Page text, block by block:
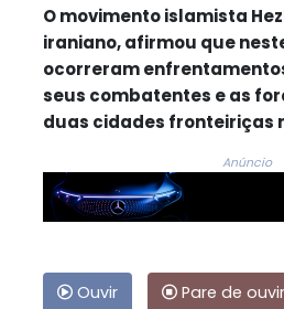
O movimento islamista
iraniano, afirmou que
ocorreram
seus combatentes e as
duas cidades fronteiriças
Anúncio
Ouvir
Pare de ouvir